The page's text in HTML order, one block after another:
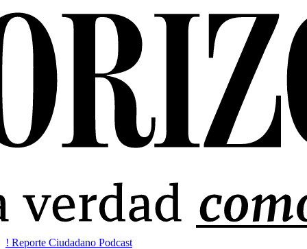
! Reporte Ciudadano Podcast